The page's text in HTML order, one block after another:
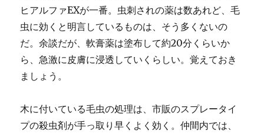
ヒアルファEXが一番。虫刺されの薬は数あれど、毛
虫に効くと明言しているものは、そう多くないの
だ。余談だが、軟膏薬は塗布して約20分くらいか
ら、急激に皮膚に浸透していくらしい。覚えておき
ましょう。
木に付いている毛虫の処理は、市販のスプレータイ
プの殺虫剤が手っ取り早くよく効く。仲間内では、